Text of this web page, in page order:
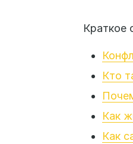
Краткое
Кто
Как
Как